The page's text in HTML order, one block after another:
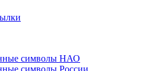
символы НАО
символы России